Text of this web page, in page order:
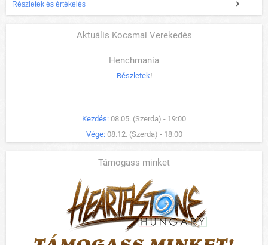
Részletek és értékelés
Aktuális Kocsmai Verekedés
Henchmania
Részletek!
Kezdés: 08.05. (Szerda) - 19:00
Vége: 08.12. (Szerda) - 18:00
Támogass minket